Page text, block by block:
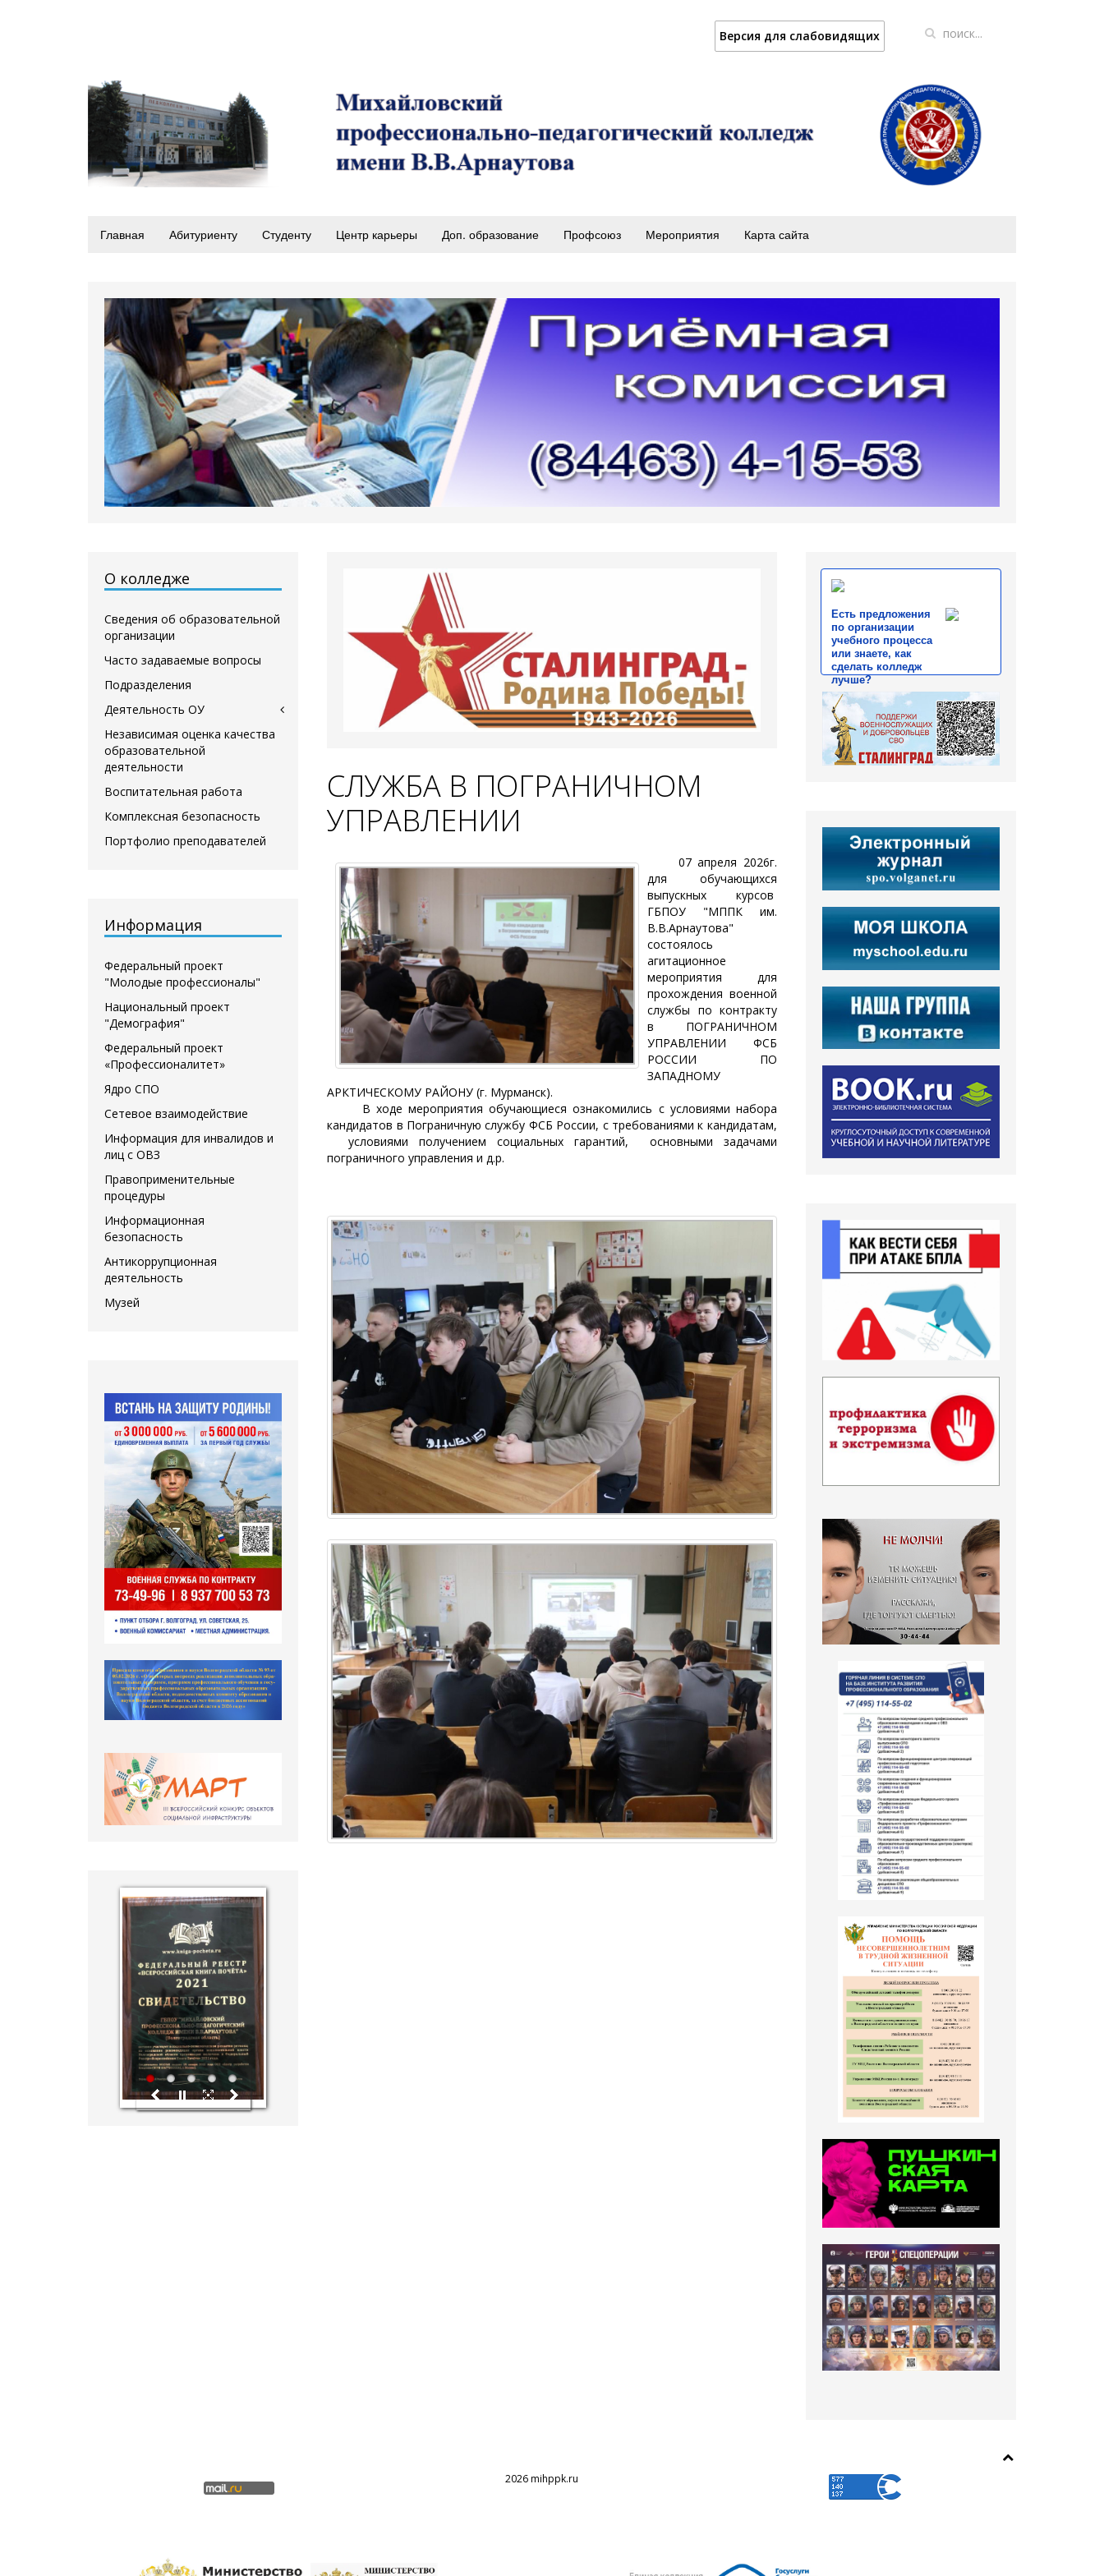
Версия для слабовидящих
Главная Абитуриенту Студенту Центр карьеры Доп. образование Профсоюз Мероприятия Карта сайта
СЛУЖБА В ПОГРАНИЧНОМ
УПРАВЛЕНИИ
07 апреля 2026г.
для обучающихся
выпускных курсов
ГБПОУ "МППК им.
В.В.Арнаутова"
состоялось
агитационное
мероприятия для
прохождения военной
службы по контракту
в ПОГРАНИЧНОМ
УПРАВЛЕНИИ ФСБ
РОССИИ ПО
ЗАПАДНОМУ
АРКТИЧЕСКОМУ РАЙОНУ (г. Мурманск).
В ходе мероприятия обучающиеся ознакомились с условиями набора
кандидатов в Пограничную службу ФСБ России, с требованиями к кандидатам,
условиями получением социальных гарантий, основными задачами
пограничного управления и д.р.
О колледже
Сведения об образовательной
организации
Часто задаваемые вопросы
Подразделения
Деятельность ОУ
Независимая оценка качества
образовательной
деятельности
Воспитательная работа
Комплексная безопасность
Портфолио преподавателей
Информация
Федеральный проект
"Молодые профессионалы"
Национальный проект
"Демография"
Федеральный проект
«Профессионалитет»
Ядро СПО
Сетевое взаимодействие
Информация для инвалидов и
лиц с ОВЗ
Правоприменительные
процедуры
Информационная
безопасность
Антикоррупционная
деятельность
Музей
1 2 3 4 5
hislider.com
Есть предложения
по организации
учебного процесса
или знаете, как
сделать колледж
лучше?
2026 mihppk.ru